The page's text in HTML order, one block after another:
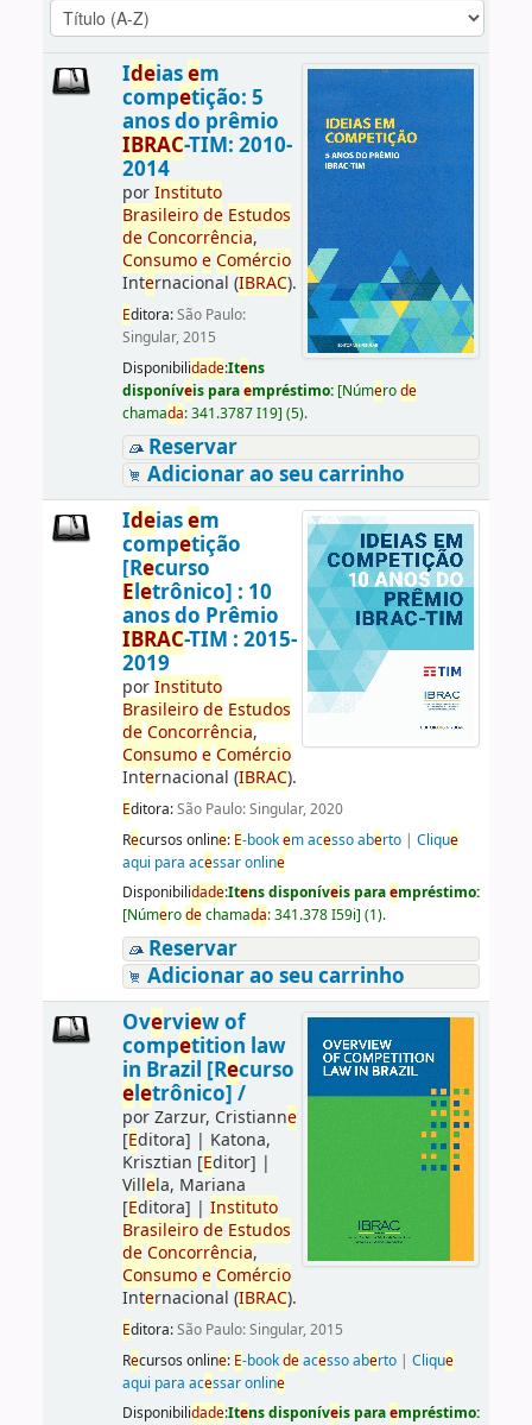
Ideiasem
competição: 5
anos do prêmio
IBRAC-TIM: 2010-
2014
porInstituto
Brasileiro de Estudos
de Concorrência,
Consumo e Comércio
Internacional (IBRAC).
Editora:São Paulo:
Singular, 2015
Disponibilidade:Itens
disponíveis paraempréstimo: [Númerode
chamada:341.3787 I19] (5).
Reservar
Adicionar ao seu carrinho
Ideiasem
competição
[Recurso
Eletrônico] : 10
anos do Prêmio
IBRAC-TIM : 2015-
2019
porInstituto
Brasileiro de Estudos
de Concorrência,
Consumo e Comércio
Internacional (IBRAC).
Editora:São Paulo: Singular, 2020
Recursos online: E-bookem acesso aberto| Clique
aqui para acessar online
Disponibilidade:Itens disponíveis paraempréstimo:
[Númerodechamada:341.378 I59i] (1).
Reservar
Adicionar ao seu carrinho
Overview of
competition law
in Brazil [Recurso
eletrônico] /
porZarzur, Cristianne
[Editora] | Katona,
Krisztian [Editor] |
Villela, Mariana
[Editora] | Instituto
Brasileiro de Estudos
de Concorrência,
Consumo e Comércio
Internacional (IBRAC).
Editora:São Paulo: Singular, 2015
Recursos online: E-bookdeacesso aberto| Clique
aqui para acessar online
Disponibilidade:Itens disponíveis paraempréstimo: